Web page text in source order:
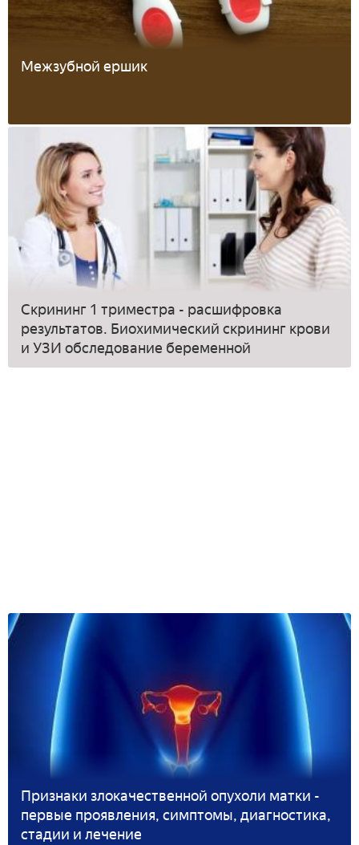
Межзубной ершик
Скрининг 1 триместра - расшифровка
результатов. Биохимический скрининг крови
и УЗИ обследование беременной
Признаки злокачественной опухоли матки -
первые проявления, симптомы, диагностика,
стадии и лечение